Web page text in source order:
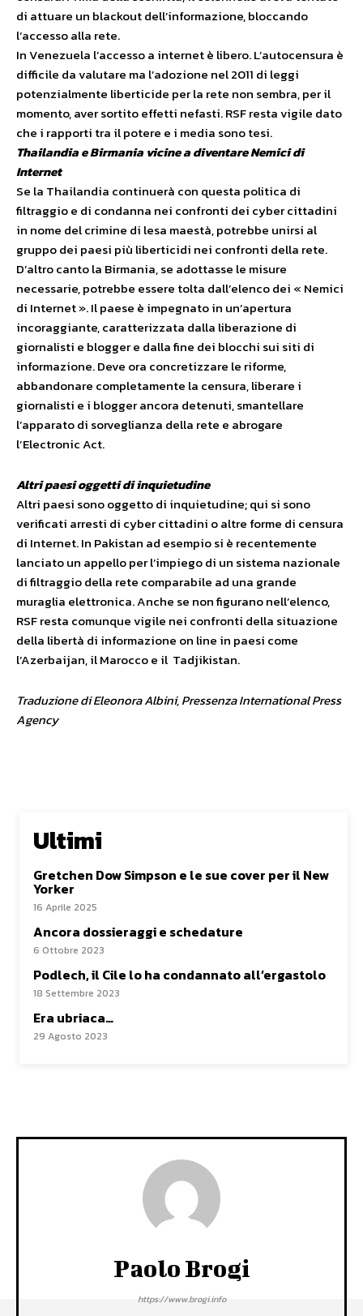
di attuare un blackout dell’informazione, bloccando
l’accesso alla rete.
In Venezuela l’accesso a internet è libero. L’autocensura è
difficile da valutare ma l’adozione nel 2011 di leggi
potenzialmente liberticide per la rete non sembra, per il
momento, aver sortito effetti nefasti. RSF resta vigile dato
che i rapporti tra il potere e i media sono tesi.
Thailandia e Birmania vicine a diventare Nemici di
Internet
Se la Thailandia continuerà con questa politica di
filtraggio e di condanna nei confronti dei cyber cittadini
in nome del crimine di lesa maestà, potrebbe unirsi al
gruppo dei paesi più liberticidi nei confronti della rete.
D’altro canto la Birmania, se adottasse le misure
necessarie, potrebbe essere tolta dall’elenco dei « Nemici
di Internet ». Il paese è impegnato in un’apertura
incoraggiante, caratterizzata dalla liberazione di
giornalisti e blogger e dalla fine dei blocchi sui siti di
informazione. Deve ora concretizzare le riforme,
abbandonare completamente la censura, liberare i
giornalisti e i blogger ancora detenuti, smantellare
l’apparato di sorveglianza della rete e abrogare
l’Electronic Act.
Altri paesi oggetti di inquietudine
Altri paesi sono oggetto di inquietudine; qui si sono
verificati arresti di cyber cittadini o altre forme di censura
di Internet. In Pakistan ad esempio si è recentemente
lanciato un appello per l’impiego di un sistema nazionale
di filtraggio della rete comparabile ad una grande
muraglia elettronica. Anche se non figurano nell’elenco,
RSF resta comunque vigile nei confronti della situazione
della libertà di informazione on line in paesi come
l’Azerbaijan, il Marocco e il Tadjikistan.
Traduzione di Eleonora Albini, Pressenza International Press
Agency
Ultimi
Gretchen Dow Simpson e le sue cover per il New
Yorker
16 Aprile 2025
Ancora dossieraggi e schedature
6 Ottobre 2023
Podlech, il Cile lo ha condannato all’ergastolo
18 Settembre 2023
Era ubriaca…
29 Agosto 2023
Paolo Brogi
https://www.brogi.info